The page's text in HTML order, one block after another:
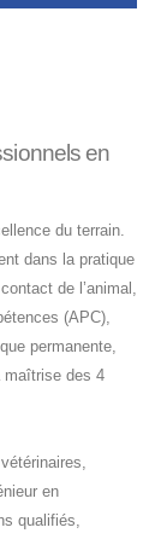
en
du terrain.
dans la pratique
de l’animal,
(APC),
permanente,
maîtrise des 4
en
qualifiés,